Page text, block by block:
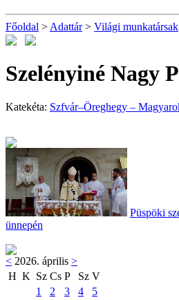
Főoldal > Adattár> Világi munkatársak
Szelényiné Nagy
Katekéta: Szfvár–Öreghegy –
Püspöki
ünnepén
< 2026. április >
H K Sz Cs P Sz V
1
2 3 4
5